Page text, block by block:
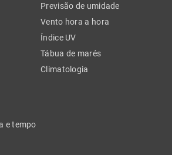
e tempo
Previsão de umidade
Vento hora a hora
Índice UV
Tábua de marés
Climatologia